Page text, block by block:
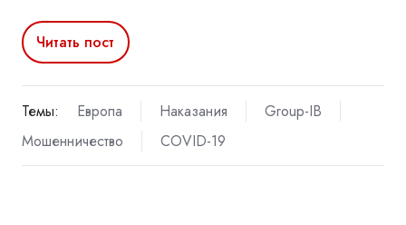
Читать пост
Темы: Европа Наказания
Group-IB
Мошенничество
COVID-19